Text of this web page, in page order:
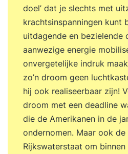
doel’ dat je slechts met
krachtsinspanningen kunt
uitdagende en bezielende
aanwezige energie
onvergetelijke indruk
zo’n droom geen
hij ook realiseerbaar zijn!
droom met een deadline
die de Amerikanen in de
ondernomen. Maar ook
Rijkswaterstaat om